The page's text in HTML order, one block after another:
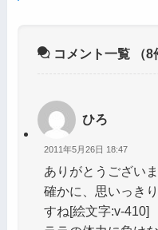
コメント一覧 （8
ひろ
2011年5月26日 18:47
ありがとうござい
確かに、思いっき
すね[絵文字:v-410]